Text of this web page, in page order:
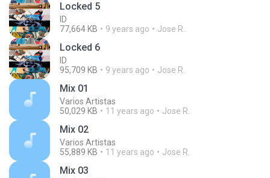
Locked 5
ID
77,664 KB
9 years ago Jose R.
Locked 6
ID
95,709 KB
9 years ago Jose R.
Mix 01
Varios Artistas
50,029 KB
11 years ago Jose R.
Mix 02
Varios Artistas
55,889 KB
11 years ago Jose R.
Mix 03